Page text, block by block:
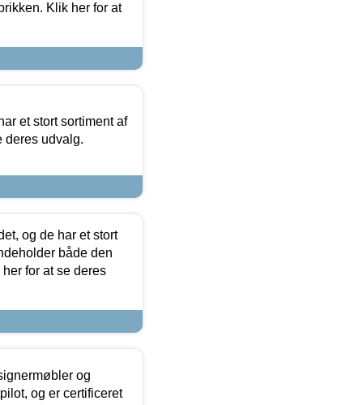
Klik her for at
et stort sortiment af
deres udvalg.
og de har et stort
både den
for at se deres
og
og er certificeret